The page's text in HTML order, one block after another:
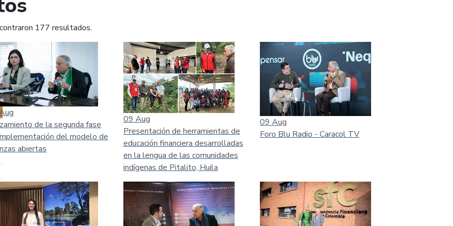
177 resultados.
de la segunda fase
del modelo de
abiertas
09 Aug
Presentación de herramientas de
educación financiera desarrolladas
en la lengua de las comunidades
indígenas de Pitalito, Huila
09 Aug
Foro Blu Radio - Caracol TV
Leer contenido